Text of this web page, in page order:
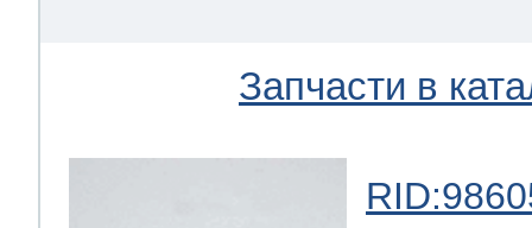
Запчасти в